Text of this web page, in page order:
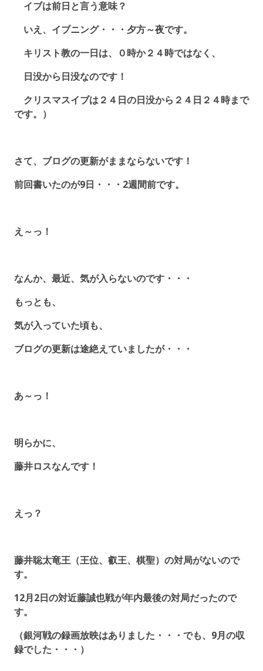
イブは前日と言う意味？
いえ、イブニング・・・夕方～夜です。
キリスト教の一日は、０時か２４時ではなく、
日没から日没なのです！
クリスマスイブは２４日の日没から２４日２４時まで
です。）
さて、ブログの更新がままならないです！
前回書いたのが9日・・・2週間前です。
え～っ！
なんか、最近、気が入らないのです・・・
もっとも、
気が入っていた頃も、
ブログの更新は途絶えていましたが・・・
あ～っ！
明らかに、
藤井ロスなんです！
えっ？
藤井聡太竜王（王位、叡王、棋聖）の対局がないので
す。
12月2日の対近藤誠也戦が年内最後の対局だったので
す。
（銀河戦の録画放映はありました・・・でも、9月の収
録でした・・・）